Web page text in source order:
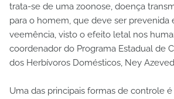
trata-se de uma zoonose, doença
para o homem, que deve ser prevenida
veemência, visto o efeito letal nos
coordenador do Programa Estadual de
dos Herbívoros Domésticos, Ney
Uma das principais formas de controle